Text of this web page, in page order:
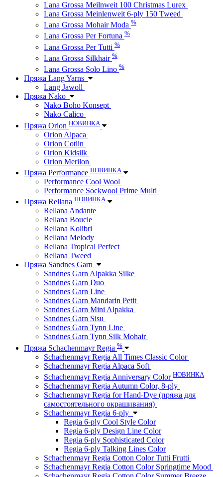
Lana Grossa Meilnweit 100 Christmas Lurex
Lana Grossa Meinlenweit 6-ply 150 Tweed
Lana Grossa Mohair Moda %
Lana Grossa Per Fortuna %
Lana Grossa Per Tutti %
Lana Grossa Silkhair %
Lana Grossa Solo Lino %
Пряжа Lang Yarns
Lang Jawoll
Пряжа Nako
Nako Boho Konsept
Nako Calico
Пряжа Orion НОВИНКА
Orion Alpaca
Orion Cotlin
Orion Kidsilk
Orion Merilon
Пряжа Performance НОВИНКА
Performance Cool Wool
Performance Sockwool Prime Multi
Пряжа Rellana НОВИНКА
Rellana Andante
Rellana Boucle
Rellana Kolibri
Rellana Melody
Rellana Tropical Perfect
Rellana Tweed
Пряжа Sandnes Garn
Sandnes Garn Alpakka Silke
Sandnes Garn Duo
Sandnes Garn Line
Sandnes Garn Mandarin Petit
Sandnes Garn Mini Alpakka
Sandnes Garn Sisu
Sandnes Garn Tynn Line
Sandnes Garn Tynn Silk Mohair
Пряжа Schachenmayr Regia %
Schachenmayr Regia All Times Classic Color
Schachenmayr Regia Alpaca Soft
Schachenmayr Regia Anniversary Color НОВИНКА
Schachenmayr Regia Autumn Color, 8-ply
Schachenmayr Regia for Hand-Dye (пряжа для
самостоятельного окрашивания)
Schachenmayr Regia 6-ply
Regia 6-ply Cool Style Color
Regia 6-ply Design Line Color
Regia 6-ply Sophisticated Color
Regia 6-ply Talking Lines Color
Schachenmayr Regia Cotton Color Tutti Frutti
Schachenmayr Regia Cotton Color Springtime Mood